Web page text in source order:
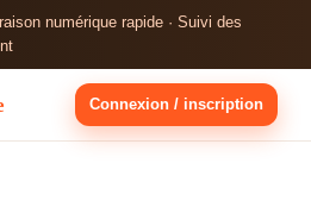
numérique rapide · Suivi des
Connexion / inscription